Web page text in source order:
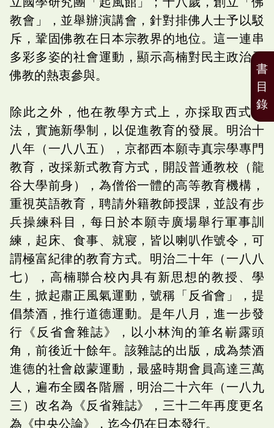
教會」，並舉辦演講會，針對排佛人士予以駁
斥，鞏固佛教在日本宗教界的地位。這一連串
多彩多姿的社會運動，顯示高楠對民主政治及
佛教的熱衷參與。
除此之外，他在教學方式上，亦採取西式教
法，實施新學制，以促進教育的發展。明治十
八年（一八八五），京都西本願寺真宗學專門
教育，改採新式教育方式，開設普通教校（龍
谷大學前身），為僧俗一體的高等教育機構，
重視英語教育，聘請外籍教師授課，並設有步
兵操練科目，每日於本願寺廣場舉行軍事訓
練，起床、食事、就寢，皆以喇叭作號令，可
謂極富紀律的教育方式。明治二十年（一八八
七），高楠聯合校內具有新思想的教授、學
生，掀起肅正風氣運動，號稱「反省會」，提
倡禁酒，推行道德運動。是年八月，進一步發
行《反省會雜誌》，以小林洵的筆名嶄露頭
角，前後近十餘年。該雜誌的出版，成為禁酒
進德的社會啟蒙運動，最盛時期會員高達三萬
人，遍布全國各階層，明治二十六年（一八九
三）改名為《反省雜誌》，三十二年再度更名
為《中央公論》，迄今仍在日本發行。
書
目
錄